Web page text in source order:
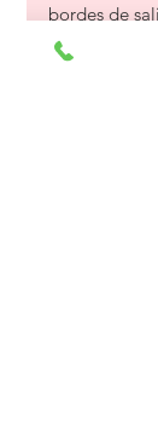
bordes de
que el
en